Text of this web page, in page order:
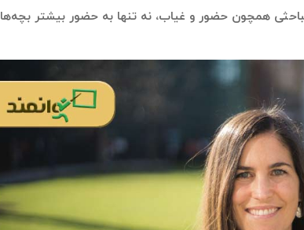
همچون حضور و غیاب، نه تنها به حضور بیشتر بچه‌ها